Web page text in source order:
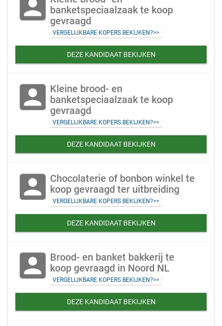
account_box banketspeciaalzaak te koop
gevraagd
VERGELIJKBARE KOPERS BEKIJKEN?>>
DEZE KANDIDAAT BEKIJKEN
account_box Kleine brood- en
banketspeciaalzaak te koop
gevraagd
VERGELIJKBARE KOPERS BEKIJKEN?>>
DEZE KANDIDAAT BEKIJKEN
account_box Chocolaterie of bonbon winkel te
koop gevraagd ter uitbreiding
VERGELIJKBARE KOPERS BEKIJKEN?>>
DEZE KANDIDAAT BEKIJKEN
account_box Brood- en banket bakkerij te
koop gevraagd in Noord NL
VERGELIJKBARE KOPERS BEKIJKEN?>>
DEZE KANDIDAAT BEKIJKEN